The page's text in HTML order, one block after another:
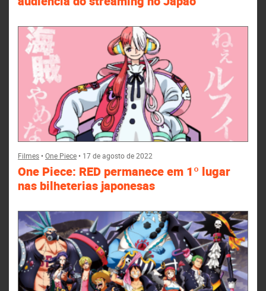
Filmes•One Piece• 17 de agosto de 2022
One Piece: RED permanece em 1º lugar
nas bilheterias japonesas